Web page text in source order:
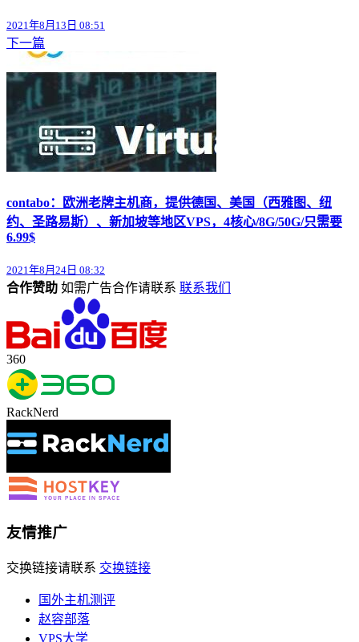
2021年8月13日 08:51
下一篇
contabo：欧洲老牌主机商，提供德国、美国（西雅图、纽
约、圣路易斯）、新加坡等地区VPS，4核心/8G/50G/只需要
6.99$
2021年8月24日 08:32
合作赞助 如需广告合作请联系 联系我们
360
RackNerd
友情推广
交换链接请联系 交换链接
国外主机测评
赵容部落
VPS大学